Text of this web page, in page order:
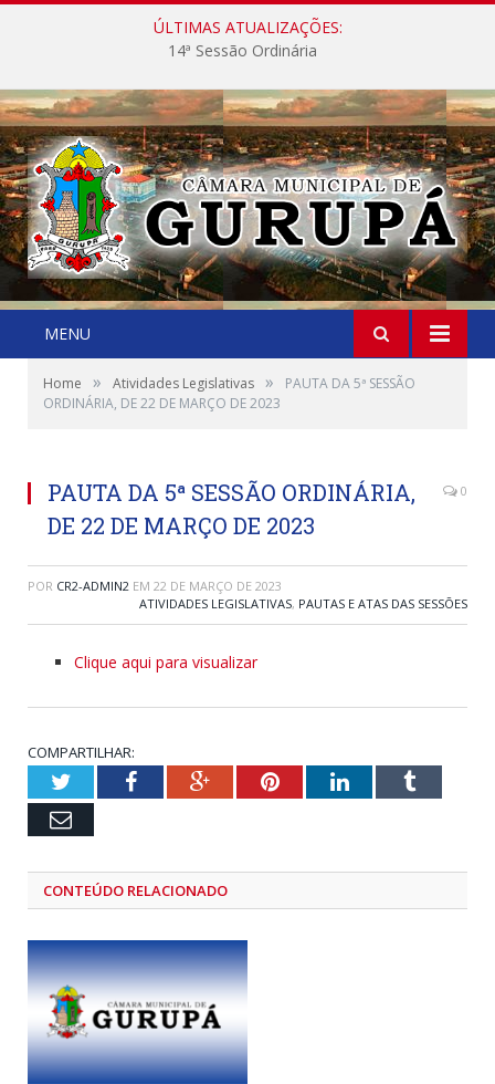
ÚLTIMAS ATUALIZAÇÕES:
14ª Sessão Ordinária
MENU
Home » Atividades Legislativas »
PAUTA DA 5ª SESSÃO
ORDINÁRIA, DE 22 DE MARÇO DE 2023
PAUTA DA 5ª SESSÃO ORDINÁRIA,
DE 22 DE MARÇO DE 2023
0
POR CR2-ADMIN2 EM 22 DE MARÇO DE 2023
ATIVIDADES LEGISLATIVAS, PAUTAS E ATAS DAS SESSÕES
Clique aqui para visualizar
COMPARTILHAR:
TwitterFacebookGoogle+PinterestLinkedInTumblr
Email
CONTEÚDO RELACIONADO